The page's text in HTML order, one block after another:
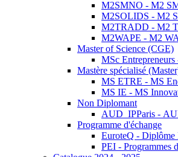
M2SMNO - M2
M2SOLIDS - M2
M2TRADD - M2
M2WAPE - M2
Master of Science (CGE)
MSc
Mastère spécialisé
MS ETRE - MS
MS IE - MS
Non Diplomant
AUD_IPParis -
Programme d'échange
EuroteQ - Diplôme
PEI - Programmes